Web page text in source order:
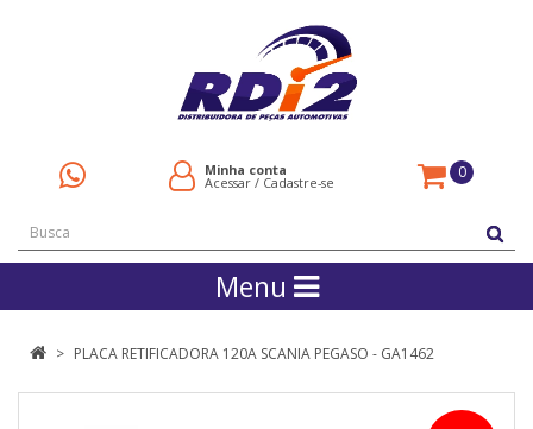
Minha conta
Acessar / Cadastre-se
0
Menu
PLACA RETIFICADORA 120A SCANIA PEGASO - GA1462